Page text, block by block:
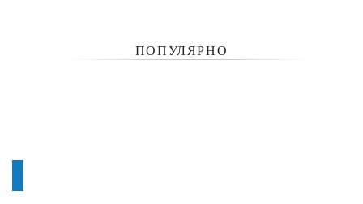
ПОПУЛЯРНО